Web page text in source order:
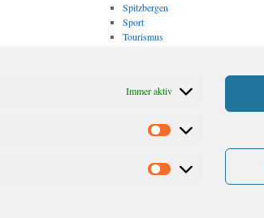
Immer aktiv
Statistiken
Marketing
Spitzbergen
Sport
Tourismus
Vulkanismus/ Erdbeben